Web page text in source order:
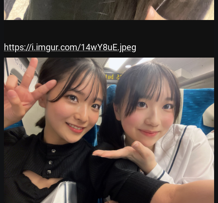
https://i.imgur.com/14wY8uE.jpeg